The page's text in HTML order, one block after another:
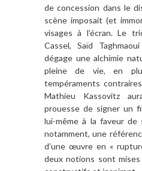
de concession dans le
scène imposait (et
visages à l’écran. Le
Cassel, Saïd
dégage une alchimie
pleine de vie, en
tempéraments
Mathieu Kassovitz
prouesse de signer un
lui-même à la faveur de
notamment, une
d’une œuvre en «
deux notions sont